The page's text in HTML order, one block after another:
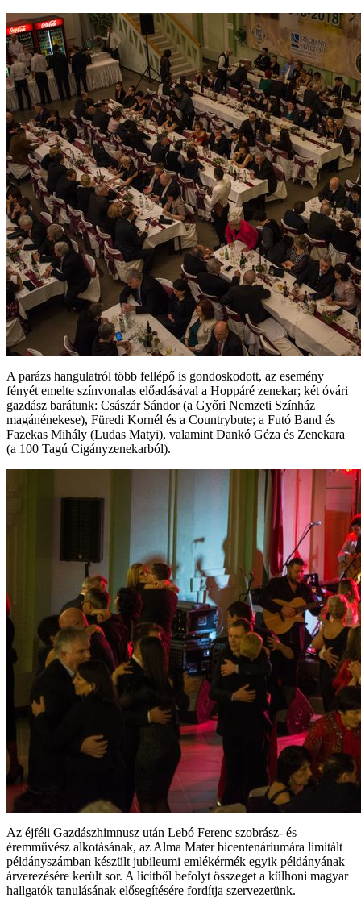
A parázs hangulatról több fellépő is gondoskodott, az esemény
fényét emelte színvonalas előadásával a Hoppáré zenekar; két óvári
gazdász barátunk: Császár Sándor (a Győri Nemzeti Színház
magánénekese), Füredi Kornél és a Countrybute; a Futó Band és
Fazekas Mihály (Ludas Matyi), valamint Dankó Géza és Zenekara
(a 100 Tagú Cigányzenekarból).
Az éjféli Gazdászhimnusz után Lebó Ferenc szobrász- és
éremművész alkotásának, az Alma Mater bicentenáriumára limitált
példányszámban készült jubileumi emlékérmék egyik példányának
árverezésére került sor. A licitből befolyt összeget a külhoni magyar
hallgatók tanulásának elősegítésére fordítja szervezetünk.